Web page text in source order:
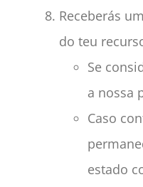
Receberás
do teu
Se
a nossa
Caso
estado